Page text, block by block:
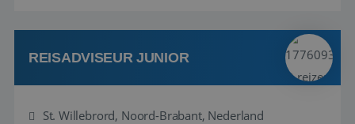
klanten te overtuigen om die droomreis te
boeken! ...
REISADVISEUR JUNIOR
St. Willebrord, Noord-Brabant, Nederland